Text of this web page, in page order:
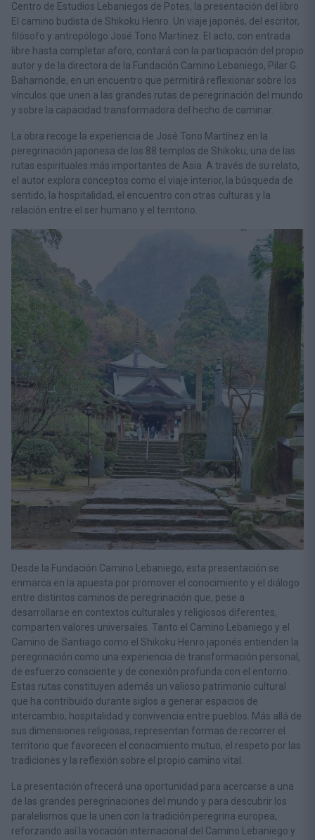
Centro de Estudios Lebaniegos de Potes, la presentación del libro
El camino budista de Shikoku Henro. Un viaje japonés, del escritor,
filósofo y antropólogo José Tono Martínez. El acto, con entrada
libre hasta completar aforo, contará con la participación del propio
autor y de la directora de la Fundación Camino Lebaniego, Pilar G.
Bahamonde, en un encuentro que permitirá reflexionar sobre los
vínculos que unen a las grandes rutas de peregrinación del mundo
y sobre la capacidad transformadora del hecho de caminar.
La obra recoge la experiencia de José Tono Martínez en la
peregrinación japonesa de los 88 templos de Shikoku, una de las
rutas espirituales más importantes de Asia. A través de su relato,
el autor explora conceptos como el viaje interior, la búsqueda de
sentido, la hospitalidad, el encuentro con otras culturas y la
relación entre el ser humano y el territorio.
Desde la Fundación Camino Lebaniego, esta presentación se
enmarca en la apuesta por promover el conocimiento y el diálogo
entre distintos caminos de peregrinación que, pese a
desarrollarse en contextos culturales y religiosos diferentes,
comparten valores universales. Tanto el Camino Lebaniego y el
Camino de Santiago como el Shikoku Henro japonés entienden la
peregrinación como una experiencia de transformación personal,
de esfuerzo consciente y de conexión profunda con el entorno.
Estas rutas constituyen además un valioso patrimonio cultural
que ha contribuido durante siglos a generar espacios de
intercambio, hospitalidad y convivencia entre pueblos. Más allá de
sus dimensiones religiosas, representan formas de recorrer el
territorio que favorecen el conocimiento mutuo, el respeto por las
tradiciones y la reflexión sobre el propio camino vital.
La presentación ofrecerá una oportunidad para acercarse a una
de las grandes peregrinaciones del mundo y para descubrir los
paralelismos que la unen con la tradición peregrina europea,
reforzando así la vocación internacional del Camino Lebaniego y